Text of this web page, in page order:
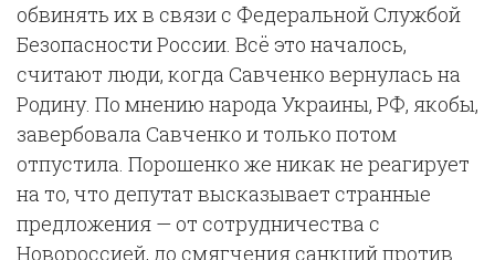
обвинять их в связи с Федеральной Службой
Безопасности России. Всё это началось,
считают люди, когда Савченко вернулась на
Родину. По мнению народа Украины, РФ, якобы,
завербовала Савченко и только потом
отпустила. Порошенко же никак не реагирует
на то, что депутат высказывает странные
предложения — от сотрудничества с
Новороссией, до смягчения санкций против